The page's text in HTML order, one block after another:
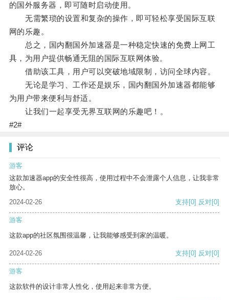
的国外服务器，即可随时启动使用。
无需繁琐的设置和复杂的操作，即可轻松享受国际互联
网的乐趣。
总之，国内翻国外加速器是一种稳定快速的免费上网工
具，为用户提供畅通无阻的国际互联网体验。
借助该工具，用户可以突破地域限制，访问全球内容。
无论是学习、工作还是娱乐，国内翻国外加速器都能够
为用户带来便利与舒适。
让我们一起享受无界互联网的乐趣吧！。
#2#
评论
游客
这款加速器app的安全性很高，使用过程中不会泄露个人信息，让我非常
放心。
2024-02-26
支持[0] 反对[0]
游客
这款app的社区氛围很温馨，让我能够感受到家的温暖。
2024-02-26 支持[0] 反对[0]
游客
这款软件的设计非常人性化，使用起来非常方便。